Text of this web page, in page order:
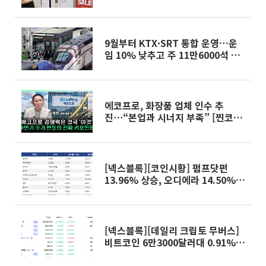
9월부터 KTX·SRT 통합 운영…운
임 10% 낮추고 주 11만6000석 늘
에코프로, 화장품 업체 인수 추
진⋯“본업과 시너지 부족” [찐코노
[넥스블록][코인시황] 펌프닷펀
13.96% 상승, 오디에라 14.50%
[넥스블록][데일리 크립토 무버스]
비트코인 6만3000달러대 0.91%